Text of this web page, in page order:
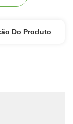
Do Produto